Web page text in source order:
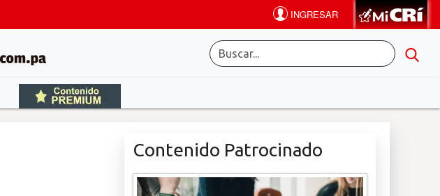
Contenido Patrocinado